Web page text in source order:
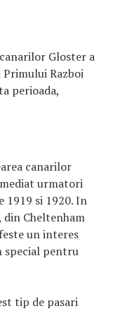
Gloster a
Razboi
perioada,
canarilor
urmatori
1919 si 1920. In
din Cheltenham
un interes
special pentru
tip de pasari